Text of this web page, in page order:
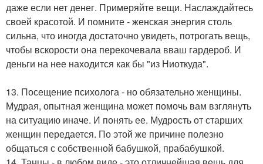
даже если нет денег. Примеряйте вещи. Наслаждайтесь
своей красотой. И помните - женская энергия столь
сильна, что иногда достаточно увидеть, потрогать вещь,
чтобы вскорости она перекочевала вваш гардероб. И
деньги на нее находится как бы "из Ниоткуда".
13. Посещение психолога - но обязательно женщины.
Мудрая, опытная женщина может помочь вам взглянуть
на ситуацию иначе. И понять ее. Мудрость от старших
женщин передается. По этой же причине полезно
общаться с собственной бабушкой, прабабушкой.